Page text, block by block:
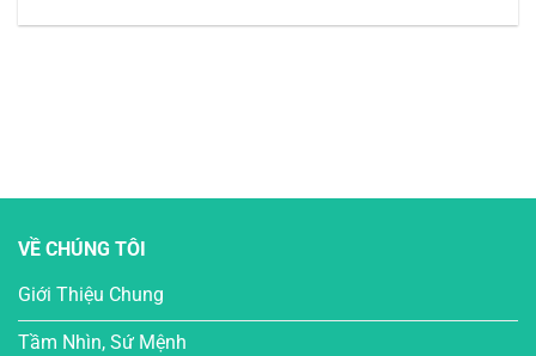
VỀ CHÚNG TÔI
Giới Thiệu Chung
Tầm Nhìn, Sứ Mệnh